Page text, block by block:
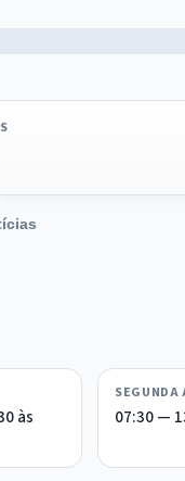
às
SEGUNDA
07:30 —